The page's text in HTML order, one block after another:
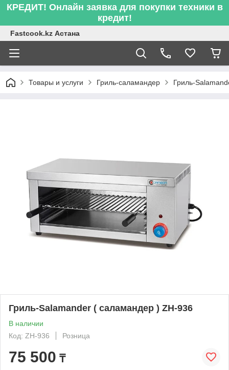
КРЕДИТ! Онлайн заявка для покупки техники в
кредит!
Fastcook.kz Астана
Товары и услуги Гриль-саламандер Гриль-
Гриль-Salamander ( саламандер ) ZH-936
В наличии
Код: ZH-936
Розница
75 500 ₸